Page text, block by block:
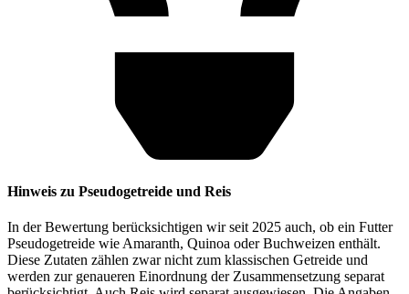
Hinweis zu Pseudogetreide und Reis
In der Bewertung berücksichtigen wir seit 2025 auch, ob ein Futter
Pseudogetreide wie Amaranth, Quinoa oder Buchweizen enthält.
Diese Zutaten zählen zwar nicht zum klassischen Getreide und
werden zur genaueren Einordnung der Zusammensetzung separat